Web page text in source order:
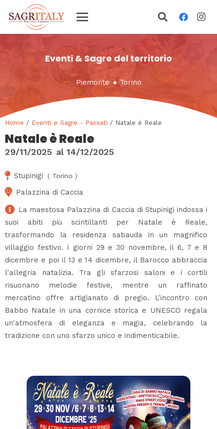
Eventi & Sagre del territorio
Piemonte ● Torino
Home / Eventi e Sagre - Passati / Natale è Reale
Natale è Reale
29/11/2025 al 14/12/2025
Stupinigi ( Torino )
Palazzina di Caccia
La maestosa Palazzina di Caccia di Stupinigi indossa i
suoi abiti più scintillanti per Natale è Reale,
trasformando la residenza sabauda in un magnifico
villaggio festivo. I giorni 29 e 30 novembre, il 6, 7 e 8
dicembre e poi il 13 e 14 dicembre, il Barocco abbraccia
l'allegria natalizia. Tra gli sfarzosi saloni e i cortili
risuonano melodie festive, mentre un raffinato
mercatino offre artigianato di pregio. L'incontro con
Babbo Natale in una cornice storica e UNESCO regala
un'atmosfera di eleganza e magia, celebrando la
tradizione con uno sfarzo unico e indimenticabile.